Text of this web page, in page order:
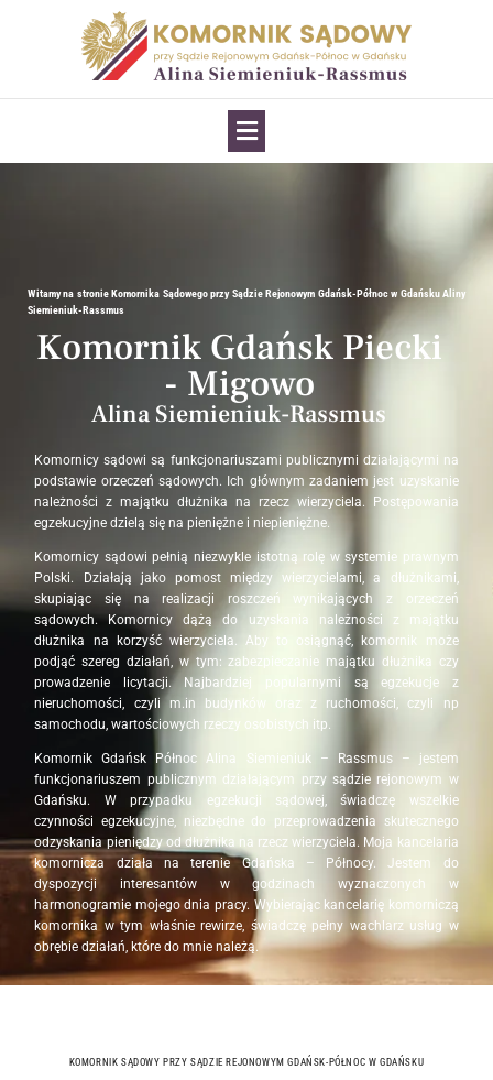
Witamy na stronie Komornika Sądowego przy Sądzie Rejonowym Gdańsk-Północ w Gdańsku Aliny
Siemieniuk-Rassmus
Komornik Gdańsk Piecki
- Migowo
Alina Siemieniuk-Rassmus
Komornicy sądowi są funkcjonariuszami publicznymi działającymi na
podstawie orzeczeń sądowych. Ich głównym zadaniem jest uzyskanie
należności z majątku dłużnika na rzecz wierzyciela. Postępowania
egzekucyjne dzielą się na pieniężne i niepieniężne.
Komornicy sądowi pełnią niezwykle istotną rolę w systemie prawnym
Polski. Działają jako pomost między wierzycielami, a dłużnikami,
skupiając się na realizacji roszczeń wynikających z orzeczeń
sądowych. Komornicy dążą do uzyskania należności z majątku
dłużnika na korzyść wierzyciela. Aby to osiągnąć, komornik może
podjąć szereg działań, w tym: zabezpieczanie majątku dłużnika czy
prowadzenie licytacji. Najbardziej popularnymi są egzekucje z
nieruchomości, czyli m.in budynków oraz z ruchomości, czyli np
samochodu, wartościowych rzeczy osobistych itp.
Komornik Gdańsk Północ Alina Siemieniuk – Rassmus – jestem
funkcjonariuszem publicznym działającym przy sądzie rejonowym w
Gdańsku. W przypadku egzekucji sądowej, świadczę wszelkie
czynności egzekucyjne, niezbędne do przeprowadzenia skutecznego
odzyskania pieniędzy od dłużnika na rzecz wierzyciela. Moja kancelaria
komornicza działa na terenie Gdańska – Północy. Jestem do
dyspozycji interesantów w godzinach wyznaczonych w
harmonogramie mojego dnia pracy. Wybierając kancelarię komorniczą
komornika w tym właśnie rewirze, świadczę pełny wachlarz usług w
obrębie działań, które do mnie należą.
KOMORNIK SĄDOWY PRZY SĄDZIE REJONOWYM GDAŃSK-PÓŁNOC W GDAŃSKU